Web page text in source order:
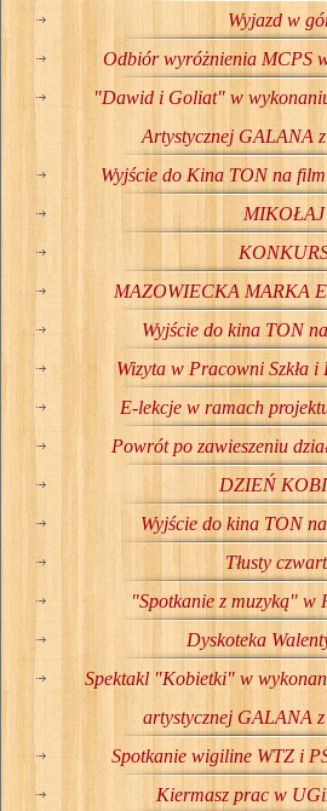
Wyjazd w
Odbiór wyróżnienia MCPS
"Dawid i Goliat" w
Artystycznej GALANA
Wyjście do Kina TON na
MIKOŁAJ
MAZOWIECKA MARKA
Wyjście do kina TON
Wizyta w Pracowni Szkła
E-lekcje w ramach
Powrót po zawieszeniu
DZIEŃ
Wyjście do kina TON
Tłusty
"Spotkanie z muzyką" w
Dyskoteka
Spektakl "Kobietki" w
artystycznej GALANA
Spotkanie wigiline WTZ i
Kiermasz prac w